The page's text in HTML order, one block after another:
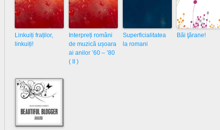
Linkuiți fraților,
linkuiți!
Interpreți români
de muzică ușoara
ai anilor ’60 – ’80
( II )
Superficialitatea
la romani
Băi ţărane!